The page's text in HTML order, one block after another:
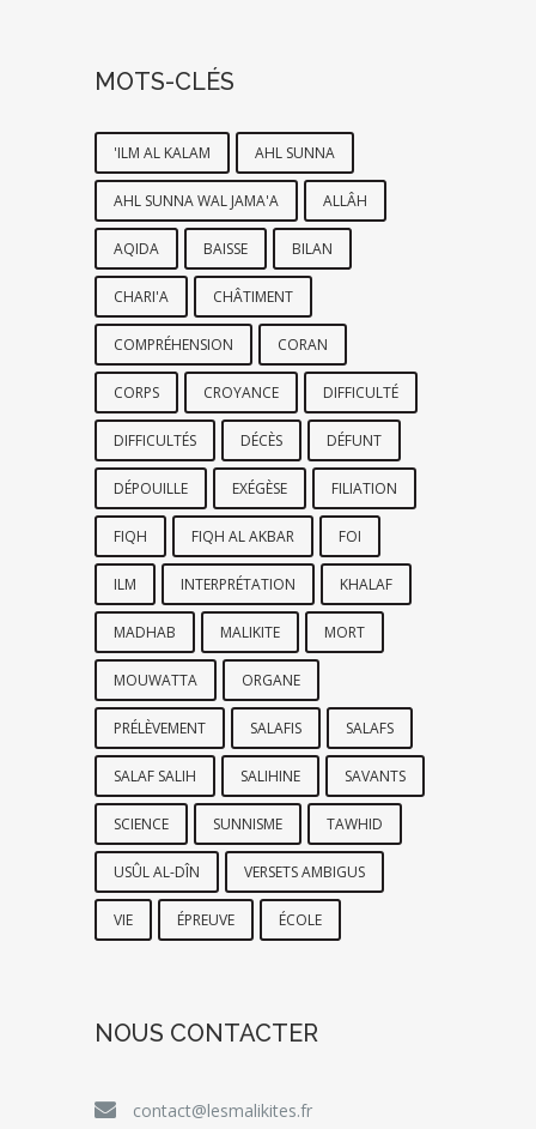
MOTS-CLÉS
'ILM AL KALAM AHL SUNNA
AHL SUNNA WAL JAMA'A ALLÂH
AQIDA BAISSE BILAN
CHARI'A CHÂTIMENT
COMPRÉHENSION CORAN
CORPS CROYANCE DIFFICULTÉ
DIFFICULTÉS DÉCÈS DÉFUNT
DÉPOUILLE EXÉGÈSE FILIATION
FIQH FIQH AL AKBAR FOI
ILM INTERPRÉTATION KHALAF
MADHAB MALIKITE MORT
MOUWATTA ORGANE
PRÉLÈVEMENT SALAFIS SALAFS
SALAF SALIH SALIHINE SAVANTS
SCIENCE SUNNISME TAWHID
USÛL AL-DÎN VERSETS AMBIGUS
VIE ÉPREUVE ÉCOLE
NOUS CONTACTER
contact@lesmalikites.fr